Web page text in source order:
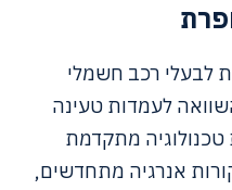
לבעלי רכב חשמלי
לעמדות טעינה
טכנולוגיה מתקדמת
אנרגיה מתחדשים,